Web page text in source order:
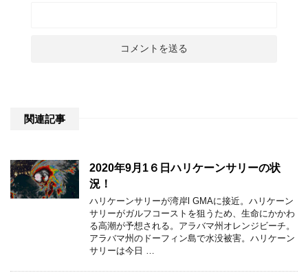
関連記事
2020年9月1６日ハリケーンサリーの状
況！
ハリケーンサリーが湾岸l GMAに接近。ハリケーン
サリーがガルフコーストを狙うため、生命にかかわ
る高潮が予想される。アラバマ州オレンジビーチ。
アラバマ州のドーフィン島で水没被害。ハリケーン
サリーは今日 …